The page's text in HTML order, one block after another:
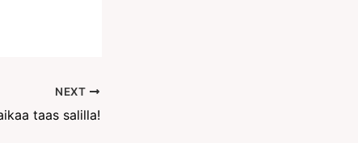
NEXT
taas salilla!